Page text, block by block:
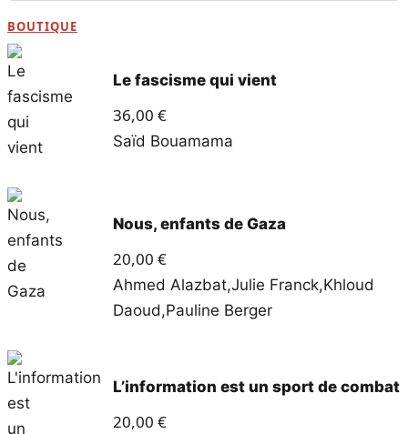
BOUTIQUE
Le fascisme qui vient
36,00 €
Saïd Bouamama
Nous, enfants de Gaza
20,00 €
Ahmed Alazbat,Julie Franck,Khloud
Daoud,Pauline Berger
L’information est un sport de combat
20,00 €